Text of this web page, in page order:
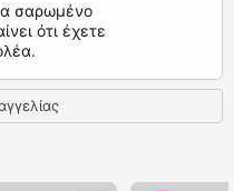
σαρωμένο
ότι έχετε